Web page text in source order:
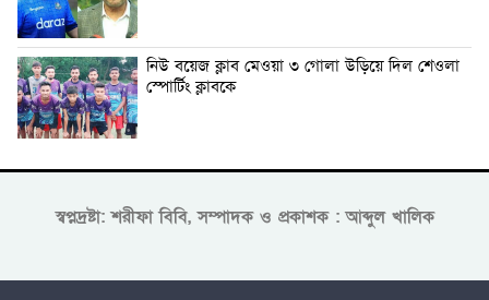
নিউ বয়েজ ক্লাব মেওয়া ৩ গোলা উড়িয়ে দিল শেওলা
স্পোর্টিং ক্লাবকে
স্বপ্নদ্রষ্টা: শরীফা বিবি, সম্পাদক ও প্রকাশক : আব্দুল খালিক